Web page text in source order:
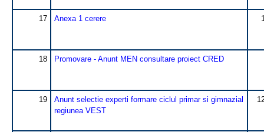
17 Anexa 1 cerere
18 Promovare - Anunt MEN consultare proiect CRED
19
Anunt selectie experti formare ciclul primar si gimnazial
regiunea VEST